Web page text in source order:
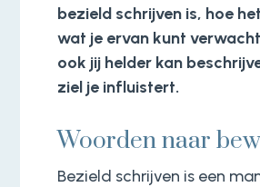
bezield schrijven is, hoe
wat je ervan kunt
ook jij helder kan
ziel je influistert.
Woorden naar
Bezield schrijven is een